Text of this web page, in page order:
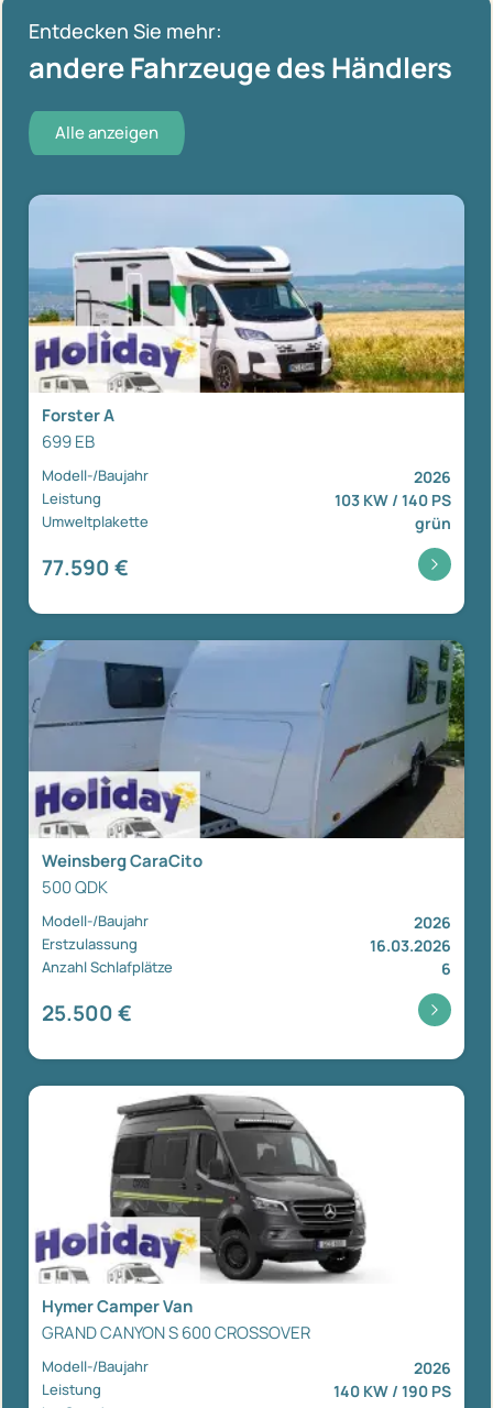
Entdecken Sie mehr:
andere Fahrzeuge des Händlers
Alle anzeigen
Forster A
699 EB
Modell-/Baujahr 2026
Leistung 103 KW / 140 PS
Umweltplakette grün
77.590 €
Weinsberg CaraCito
500 QDK
Modell-/Baujahr 2026
Erstzulassung 16.03.2026
Anzahl Schlafplätze 6
25.500 €
Hymer Camper Van
GRAND CANYON S 600 CROSSOVER
Modell-/Baujahr 2026
Leistung 140 KW / 190 PS